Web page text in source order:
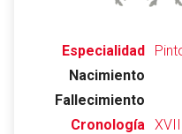
Especialidad
Nacimiento
Fallecimiento
Cronología